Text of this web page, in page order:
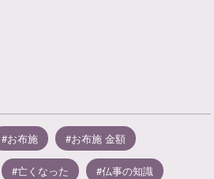
お布施 お布施 金額
亡くなった 仏事の知識